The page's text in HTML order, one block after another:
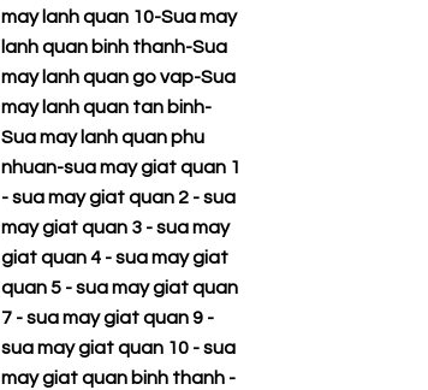
may lanh quan 10-Sua may
lanh quan binh thanh-Sua
may lanh quan go vap-Sua
may lanh quan tan binh-
Sua may lanh quan phu
nhuan-sua may giat quan 1
-sua may giat quan 2-sua
may giat quan 3-sua may
giat quan 4-sua may giat
quan 5-sua may giat quan
7-sua may giat quan 9-
sua may giat quan 10-sua
may giat quan binh thanh-